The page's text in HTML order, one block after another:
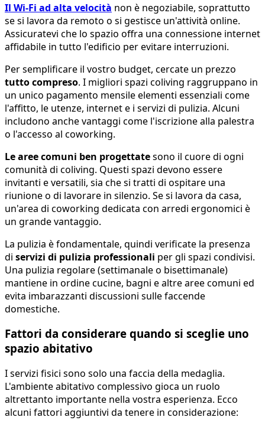
Il Wi-Fi ad alta velocità non è negoziabile, soprattutto
se si lavora da remoto o si gestisce un'attività online.
Assicuratevi che lo spazio offra una connessione internet
affidabile in tutto l'edificio per evitare interruzioni.
Per semplificare il vostro budget, cercate un prezzo
tutto compreso. I migliori spazi coliving raggruppano in
un unico pagamento mensile elementi essenziali come
l'affitto, le utenze, internet e i servizi di pulizia. Alcuni
includono anche vantaggi come l'iscrizione alla palestra
o l'accesso al coworking.
Le aree comuni ben progettatesono il cuore di ogni
comunità di coliving. Questi spazi devono essere
invitanti e versatili, sia che si tratti di ospitare una
riunione o di lavorare in silenzio. Se si lavora da casa,
un'area di coworking dedicata con arredi ergonomici è
un grande vantaggio.
La pulizia è fondamentale, quindi verificate la presenza
di servizi di pulizia professionali per gli spazi condivisi.
Una pulizia regolare (settimanale o bisettimanale)
mantiene in ordine cucine, bagni e altre aree comuni ed
evita imbarazzanti discussioni sulle faccende
domestiche.
Fattori da considerare quando si sceglie uno
spazio abitativo
I servizi fisici sono solo una faccia della medaglia.
L'ambiente abitativo complessivo gioca un ruolo
altrettanto importante nella vostra esperienza. Ecco
alcuni fattori aggiuntivi da tenere in considerazione: